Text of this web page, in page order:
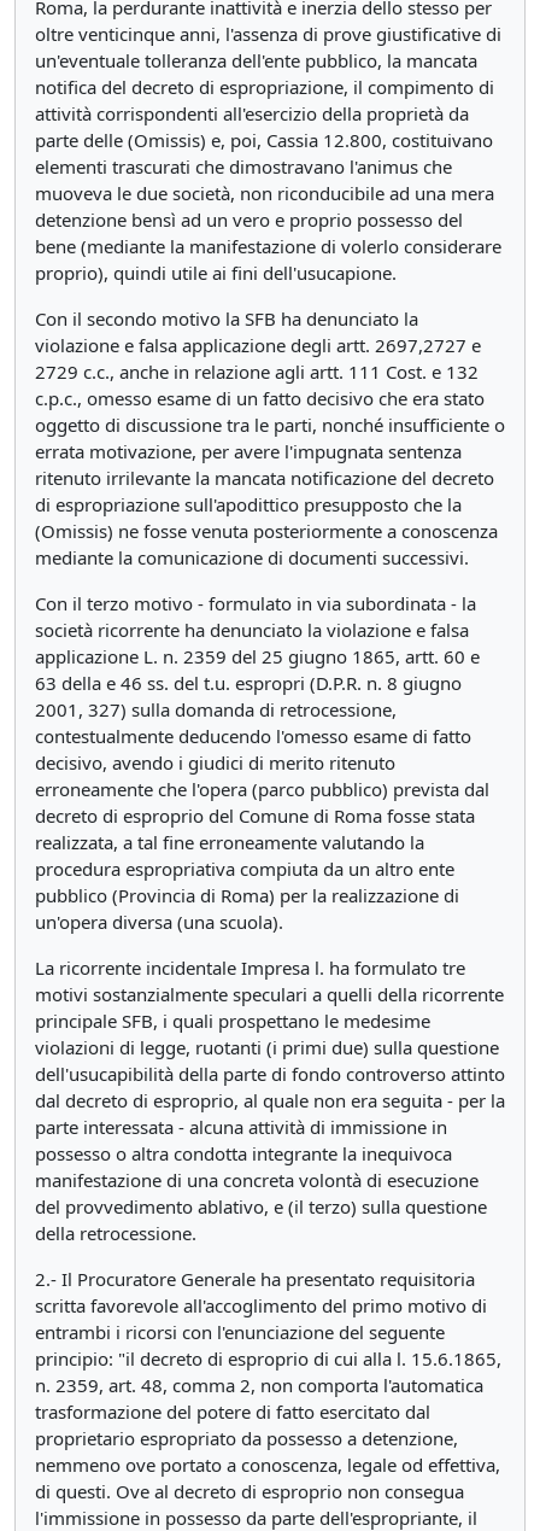
Roma, la perdurante inattività e inerzia dello stesso per
oltre venticinque anni, l'assenza di prove giustificative di
un'eventuale tolleranza dell'ente pubblico, la mancata
notifica del decreto di espropriazione, il compimento di
attività corrispondenti all'esercizio della proprietà da
parte delle (Omissis) e, poi, Cassia 12.800, costituivano
elementi trascurati che dimostravano l'animus che
muoveva le due società, non riconducibile ad una mera
detenzione bensì ad un vero e proprio possesso del
bene (mediante la manifestazione di volerlo considerare
proprio), quindi utile ai fini dell'usucapione.
Con il secondo motivo la SFB ha denunciato la
violazione e falsa applicazione degli artt. 2697,2727 e
2729 c.c., anche in relazione agli artt. 111 Cost. e 132
c.p.c., omesso esame di un fatto decisivo che era stato
oggetto di discussione tra le parti, nonché insufficiente o
errata motivazione, per avere l'impugnata sentenza
ritenuto irrilevante la mancata notificazione del decreto
di espropriazione sull'apodittico presupposto che la
(Omissis) ne fosse venuta posteriormente a conoscenza
mediante la comunicazione di documenti successivi.
Con il terzo motivo - formulato in via subordinata - la
società ricorrente ha denunciato la violazione e falsa
applicazione L. n. 2359 del 25 giugno 1865, artt. 60 e
63 della e 46 ss. del t.u. espropri (D.P.R. n. 8 giugno
2001, 327) sulla domanda di retrocessione,
contestualmente deducendo l'omesso esame di fatto
decisivo, avendo i giudici di merito ritenuto
erroneamente che l'opera (parco pubblico) prevista dal
decreto di esproprio del Comune di Roma fosse stata
realizzata, a tal fine erroneamente valutando la
procedura espropriativa compiuta da un altro ente
pubblico (Provincia di Roma) per la realizzazione di
un'opera diversa (una scuola).
La ricorrente incidentale Impresa l. ha formulato tre
motivi sostanzialmente speculari a quelli della ricorrente
principale SFB, i quali prospettano le medesime
violazioni di legge, ruotanti (i primi due) sulla questione
dell'usucapibilità della parte di fondo controverso attinto
dal decreto di esproprio, al quale non era seguita - per la
parte interessata - alcuna attività di immissione in
possesso o altra condotta integrante la inequivoca
manifestazione di una concreta volontà di esecuzione
del provvedimento ablativo, e (il terzo) sulla questione
della retrocessione.
2.- Il Procuratore Generale ha presentato requisitoria
scritta favorevole all'accoglimento del primo motivo di
entrambi i ricorsi con l'enunciazione del seguente
principio: "il decreto di esproprio di cui alla l. 15.6.1865,
n. 2359, art. 48, comma 2, non comporta l'automatica
trasformazione del potere di fatto esercitato dal
proprietario espropriato da possesso a detenzione,
nemmeno ove portato a conoscenza, legale od effettiva,
di questi. Ove al decreto di esproprio non consegua
l'immissione in possesso da parte dell'espropriante, il